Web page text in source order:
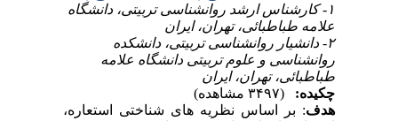
۱- کارشناس ارشد روانشناسی تربیتی، دانشگاه
علامه طباطبائی، تهران، ایران
۲- دانشیار روانشناسی تربیتی، دانشکده
روانشناسی و علوم تربیتی دانشگاه علامه
طباطبائی، تهران، ایران
چکیده:
(۳۴۹۷ مشاهده)
هدف: بر اساس نظریه­ های شناختی استعاره،